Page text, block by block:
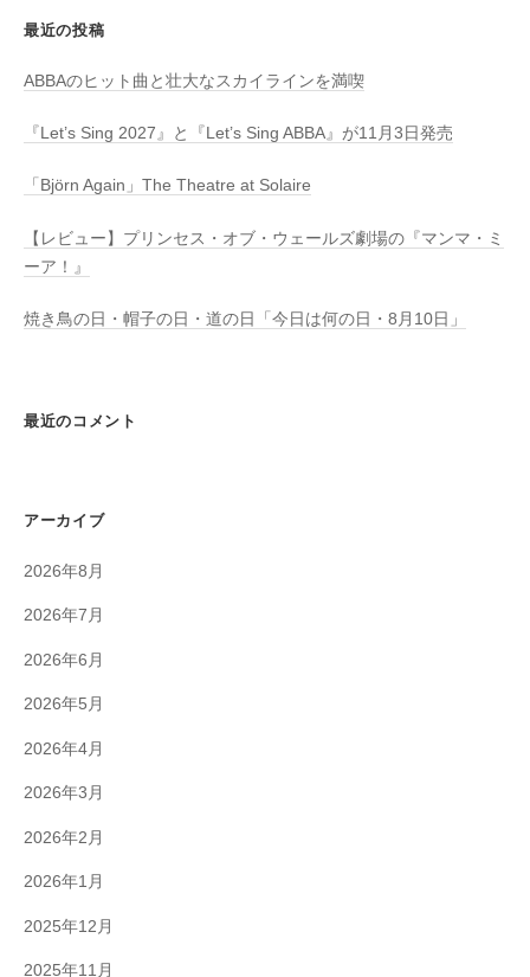
最近の投稿
ABBAのヒット曲と壮大なスカイラインを満喫
『Let’s Sing 2027』と『Let’s Sing ABBA』が11月3日発売
「Björn Again」The Theatre at Solaire
【レビュー】プリンセス・オブ・ウェールズ劇場の『マンマ・ミ
ーア！』
焼き鳥の日・帽子の日・道の日「今日は何の日・8月10日」
最近のコメント
アーカイブ
2026年8月
2026年7月
2026年6月
2026年5月
2026年4月
2026年3月
2026年2月
2026年1月
2025年12月
2025年11月